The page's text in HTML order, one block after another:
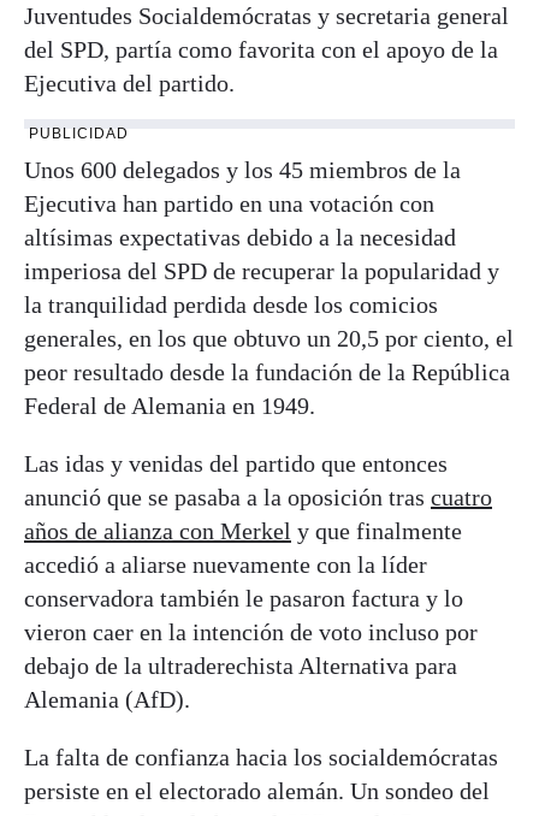
Juventudes Socialdemócratas y secretaria general
del SPD, partía como favorita con el apoyo de la
Ejecutiva del partido.
PUBLICIDAD
Unos 600 delegados y los 45 miembros de la
Ejecutiva han partido en una votación con
altísimas expectativas debido a la necesidad
imperiosa del SPD de recuperar la popularidad y
la tranquilidad perdida desde los comicios
generales, en los que obtuvo un 20,5 por ciento, el
peor resultado desde la fundación de la República
Federal de Alemania en 1949.
Las idas y venidas del partido que entonces
anunció que se pasaba a la oposición tras cuatro
años de alianza con Merkel y que finalmente
accedió a aliarse nuevamente con la líder
conservadora también le pasaron factura y lo
vieron caer en la intención de voto incluso por
debajo de la ultraderechista Alternativa para
Alemania (AfD).
La falta de confianza hacia los socialdemócratas
persiste en el electorado alemán. Un sondeo del